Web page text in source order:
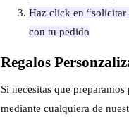
Haz click en
con tu pedido
Regalos
Si necesitas que
mediante cualquiera de